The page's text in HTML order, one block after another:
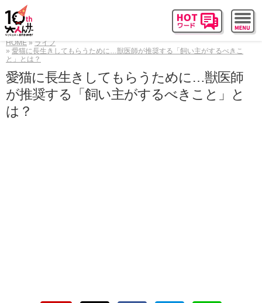
HOME
ライフ
愛猫に長生きしてもらうために…獣医師が推奨する「飼い主がするべきこ
と」とは？
愛猫に長生きしてもらうために…獣医師
が推奨する「飼い主がするべきこと」と
は？